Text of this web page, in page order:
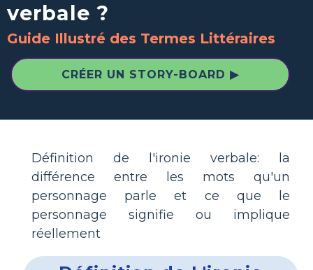
verbale ?
Guide Illustré des Termes Littéraires
CRÉER UN STORY-BOARD ▶
Définition de l'ironie verbale: la
différence entre les mots qu'un
personnage parle et ce que le
personnage signifie ou implique
réellement